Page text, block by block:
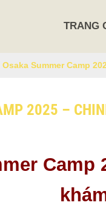
TRANG
Osaka Summer Camp
2025 –
Camp